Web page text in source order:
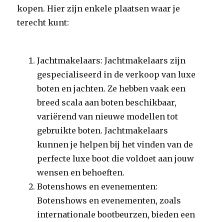
kopen. Hier zijn enkele plaatsen waar je
terecht kunt:
Jachtmakelaars: Jachtmakelaars zijn
gespecialiseerd in de verkoop van luxe
boten en jachten. Ze hebben vaak een
breed scala aan boten beschikbaar,
variërend van nieuwe modellen tot
gebruikte boten. Jachtmakelaars
kunnen je helpen bij het vinden van de
perfecte luxe boot die voldoet aan jouw
wensen en behoeften.
Botenshows en evenementen:
Botenshows en evenementen, zoals
internationale bootbeurzen, bieden een